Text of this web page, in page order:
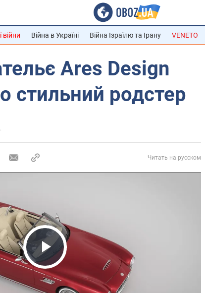
війни Війна в Україні Війна Ізраїлю та Ірану VENETO
Ares Design
стильний родстер
Читать на русском
Play Video